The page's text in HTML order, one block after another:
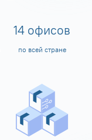
14 офисов
по всей стране